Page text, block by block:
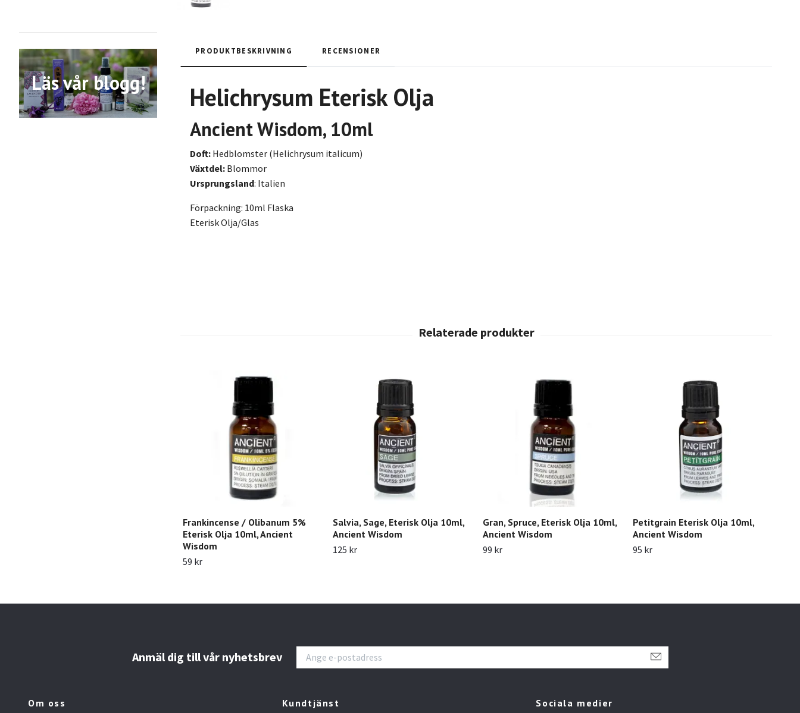
Läs vår blogg!
PRODUKTBESKRIVNING RECENSIONER
Helichrysum Eterisk Olja
Ancient Wisdom, 10ml
Doft: Hedblomster (Helichrysum italicum)
Växtdel: Blommor
Ursprungsland: Italien
Förpackning: 10ml Flaska
Eterisk Olja/Glas
Frankincense / Olibanum 5%
Eterisk Olja 10ml, Ancient
Wisdom
59 kr
Salvia, Sage, Eterisk Olja 10ml,
Ancient Wisdom
125 kr
Gran, Spruce, Eterisk Olja 10ml,
Ancient Wisdom
99 kr
Petitgrain Eterisk Olja 10ml,
Ancient Wisdom
95 kr
Anmäl dig till vår nyhetsbrev
Om oss Kundtjänst Sociala medier